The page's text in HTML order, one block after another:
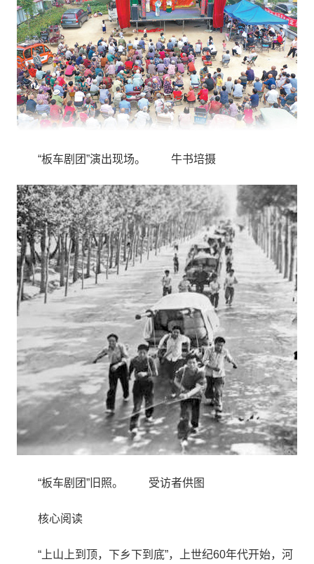
“板车剧团”演出现场。 牛书培摄
“板车剧团”旧照。 受访者供图
核心阅读
“上山上到顶，下乡下到底”，上世纪60年代开始，河